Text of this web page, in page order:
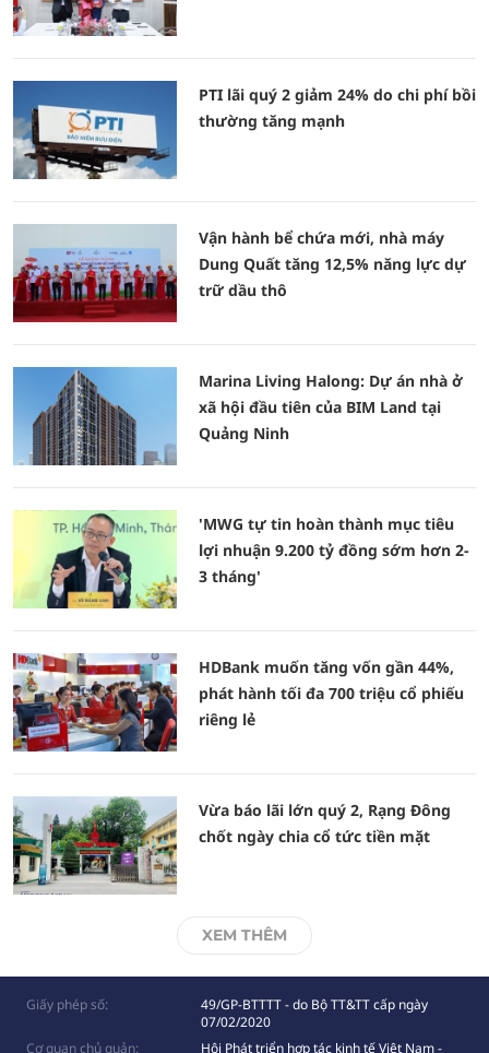
PTI lãi quý 2 giảm 24% do chi phí bồi
thường tăng mạnh
Vận hành bể chứa mới, nhà máy
Dung Quất tăng 12,5% năng lực dự
trữ dầu thô
Marina Living Halong: Dự án nhà ở
xã hội đầu tiên của BIM Land tại
Quảng Ninh
'MWG tự tin hoàn thành mục tiêu
lợi nhuận 9.200 tỷ đồng sớm hơn 2-
3 tháng'
HDBank muốn tăng vốn gần 44%,
phát hành tối đa 700 triệu cổ phiếu
riêng lẻ
Vừa báo lãi lớn quý 2, Rạng Đông
chốt ngày chia cổ tức tiền mặt
XEM THÊM
Giấy phép số:
49/GP-BTTTT - do Bộ TT&TT cấp ngày
07/02/2020
Cơ quan chủ quản:
Hội Phát triển hợp tác kinh tế Việt Nam -